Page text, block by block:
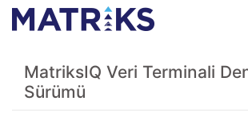
MatriksIQ Veri Terminali
Sürümü